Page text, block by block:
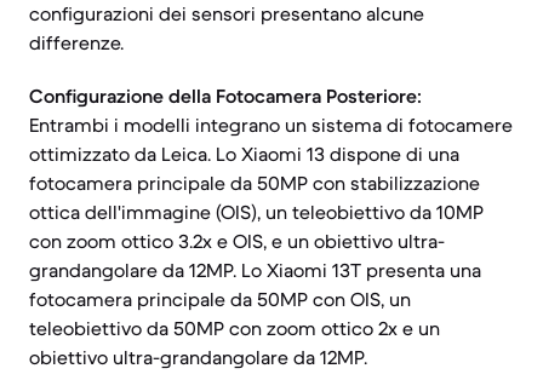
configurazioni dei sensori presentano alcune
differenze.
Configurazione della Fotocamera Posteriore:
Entrambi i modelli integrano un sistema di fotocamere
ottimizzato da Leica. Lo Xiaomi 13 dispone di una
fotocamera principale da 50MP con stabilizzazione
ottica dell'immagine (OIS), un teleobiettivo da 10MP
con zoom ottico 3.2x e OIS, e un obiettivo ultra-
grandangolare da 12MP. Lo Xiaomi 13T presenta una
fotocamera principale da 50MP con OIS, un
teleobiettivo da 50MP con zoom ottico 2x e un
obiettivo ultra-grandangolare da 12MP.